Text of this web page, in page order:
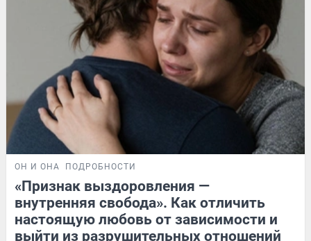
ОН И ОНА ПОДРОБНОСТИ
«Признак выздоровления —
внутренняя свобода». Как отличить
настоящую любовь от зависимости и
выйти из разрушительных отношений